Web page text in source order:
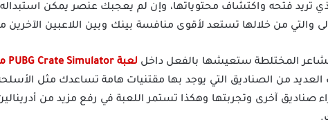
تريد فتحه واكتشاف محتوياتها، وإن لم يعجبك عنصر يمكن استبداله
والتي من خلالها تستعد لأقوى منافسة بينك وبين اللاعبين الآخرين
المختلطة ستعيشها بالفعل داخل لعبة PUBG Crate Simulator مهكرة
العديد من الصناديق التي يوجد بها مقتنيات هامة تساعدك مثل
صناديق آخرى وتجربتها وهكذا تستمر اللعبة في رفع مزيد من